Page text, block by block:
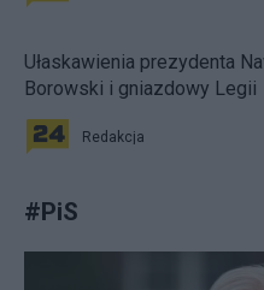
Ułaskawienia prezydenta
Borowski i gniazdowy Legii
Redakcja
#PiS